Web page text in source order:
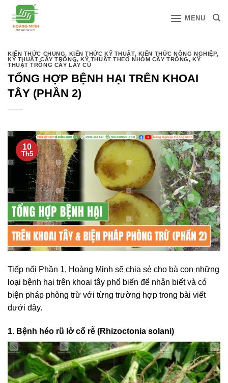
qua
MENU
KIẾN THỨC CHUNG, KIẾN THỨC KỸ THUẬT, KIẾN THỨC NÔNG NGHIỆP,
KỸ THUẬT CÂY TRỒNG,KỸ THUẬT THEO NHÓM CÂY TRỒNG,KỸ
THUẬT TRỒNG CÂY LẤY CỦ
TỔNG HỢP BỆNH HẠI TRÊN KHOAI
TÂY (PHẦN 2)
10
Th5
Tiếp nối Phần 1, Hoàng Minh sẽ chia sẻ cho bà con những
loại bệnh hại trên khoai tây phổ biến để nhận biết và có
biện pháp phòng trừ với từng trường hợp trong bài viết
dưới đây.
1. Bệnh héo rũ lở cổ rễ (Rhizoctonia solani)